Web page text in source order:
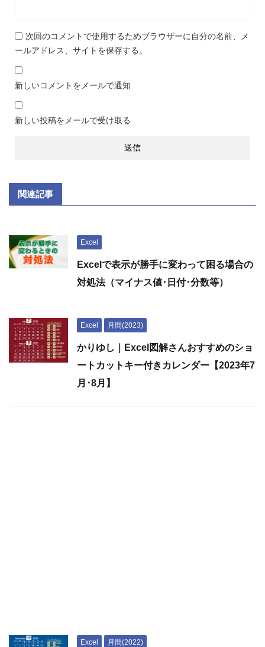
次回のコメントで使用するためブラウザーに自分の名前、メ
ールアドレス、サイトを保存する。
新しいコメントをメールで通知
新しい投稿をメールで受け取る
関連記事
Excel
Excelで表示が勝手に変わって困る場合の
対処法（マイナス値･日付･分数等）
Excel 月間(2023)
かりゆし｜Excel図解さんおすすめのショ
ートカットキー付きカレンダー【2023年7
月･8月】
Excel 月間(2022)